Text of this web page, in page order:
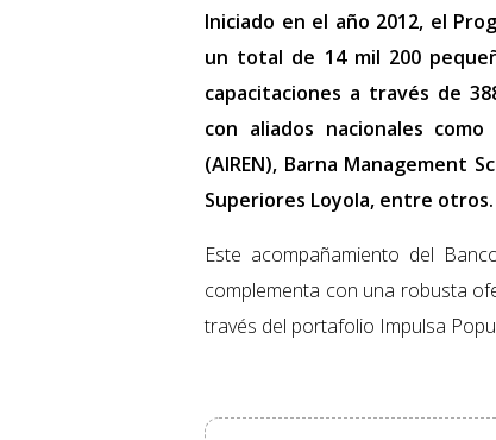
Iniciado en el año 2012, el
un total de 14 mil 200
capacitaciones a través de
con aliados nacionales
(AIREN), Barna Management
Superiores Loyola, entre otros.
Este acompañamiento del
complementa con una robusta
través del portafolio Impulsa